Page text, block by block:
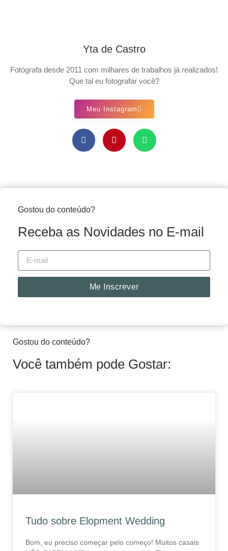
Yta de Castro
Fotógrafa desde 2011 com milhares de trabalhos já realizados!
Que tal eu fotografar você?
Meu Instagram
Gostou do conteúdo?
Receba as Novidades no E-mail
Me Inscrever
Gostou do conteúdo?
Você também pode Gostar:
Tudo sobre Elopment Wedding
Bom, eu preciso começar pelo começo! Muitos casais